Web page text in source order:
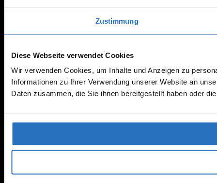
Zustimmung
Diese Webseite verwendet Cookies
Wir verwenden Cookies, um Inhalte und Anzeigen zu
Informationen zu Ihrer Verwendung unserer Website an
Daten zusammen, die Sie ihnen bereitgestellt haben oder